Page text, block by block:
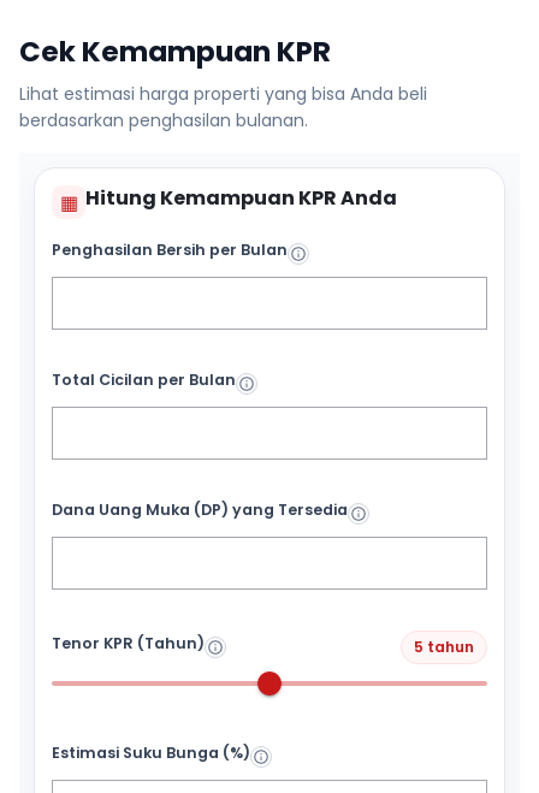
Cek Kemampuan KPR
Lihat estimasi harga properti yang bisa Anda beli
berdasarkan penghasilan bulanan.
▦ Hitung Kemampuan KPR Anda
Penghasilan Bersih per Bulan
Total Cicilan per Bulan
Dana Uang Muka (DP) yang Tersedia
Tenor KPR (Tahun) 5 tahun
Estimasi Suku Bunga (%)